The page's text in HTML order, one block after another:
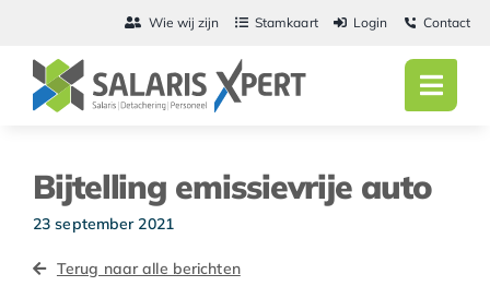
inhoud
Wie wij zijn Stamkaart Login Contact
Bijtelling emissievrije auto
23 september 2021
Terug naar alle berichten